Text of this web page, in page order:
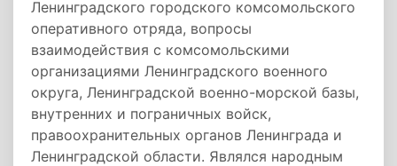
Ленинградского городского комсомольского
оперативного отряда, вопросы
взаимодействия с комсомольскими
организациями Ленинградского военного
округа, Ленинградской военно-морской базы,
внутренних и пограничных войск,
правоохранительных органов Ленинграда и
Ленинградской области. Являлся народным